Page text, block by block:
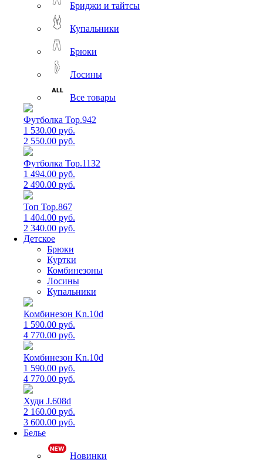
Бриджи и тайтсы
Купальники
Брюки
Лосины
Все товары
Футболка Top.942
1 530.00 руб.
2 550.00 руб.
Футболка Top.1132
1 494.00 руб.
2 490.00 руб.
Топ Top.867
1 404.00 руб.
2 340.00 руб.
Детское
Брюки
Куртки
Комбинезоны
Лосины
Купальники
Комбинезон Kn.10d
1 590.00 руб.
4 770.00 руб.
Комбинезон Kn.10d
1 590.00 руб.
4 770.00 руб.
Худи J.608d
2 160.00 руб.
3 600.00 руб.
Белье
Новинки